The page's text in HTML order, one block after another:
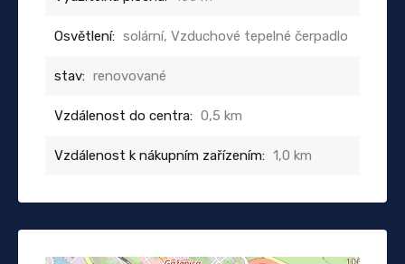
Osvětlení: solární, Vzduchové tepelné čerpadlo
stav: renovované
Vzdálenost do centra: 0,5 km
Vzdálenost k nákupním zařízením: 1,0 km